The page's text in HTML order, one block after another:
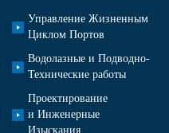
Управление Жизненным
Циклом Портов
Водолазные и Подводно-
Технические работы
Проектирование
и Инженерные
Изыскания